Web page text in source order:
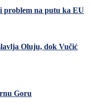
problem na putu ka EU
Oluju, dok Vučić
Goru